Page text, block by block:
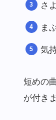
さ
ま
気
短めの
が付き